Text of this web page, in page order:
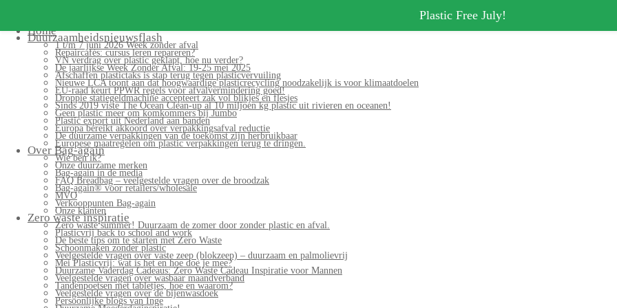
Home
Duurzaamheidsnieuwsflash
1 t/m 7 juni 2026 Week zonder afval
Repaircafés: cursus leren repareren?
VN verdrag over plastic geklapt, hoe nu verder?
De jaarlijkse Week Zonder Afval: 19-25 mei 2025
Afschaffen plastictaks is stap terug tegen plasticvervuiling
Nieuwe LCA toont aan dat hoogwaardige plasticrecycling noodzakelijk is voor klimaatdoelen
EU-raad keurt PPWR regels voor afvalvermindering goed!
Droppie statiegeldmachine accepteert zak vol blikjes en flesjes
Sinds 2019 viste The Ocean Clean-up al 10 miljoen kg plastic uit rivieren en oceanen!
Geen plastic meer om komkommers bij Jumbo
Plastic export uit Nederland aan banden
Europa bereikt akkoord over verpakkingsafval reductie
De duurzame verpakkingen van de toekomst zijn herbruikbaar
Europese maatregelen om plastic verpakkingen terug te dringen.
Over Bag-again
Wie ben ik?
Onze duurzame merken
Bag-again in de media
FAQ Breadbag – veelgestelde vragen over de broodzak
Bag-again® voor retailers/wholesale
MVO
Verkooppunten Bag-again
Onze klanten
Zero waste inspiratie
Zero waste summer! Duurzaam de zomer door zonder plastic en afval.
Plasticvrij back to school and work
De beste tips om te starten met Zero Waste
Schoonmaken zonder plastic
Veelgestelde vragen over vaste zeep (blokzeep) – duurzaam en palmolievrij
Mei Plasticvrij: wat is het en hoe doe je mee?
Duurzame Vaderdag Cadeaus: Zero Waste Cadeau Inspiratie voor Mannen
Veelgestelde vragen over wasbaar maandverband
Tandenpoetsen met tabletjes, hoe en waarom?
Veelgestelde vragen over de bijenwasdoek
Persoonlijke blogs van Inge
Plastic Free July!